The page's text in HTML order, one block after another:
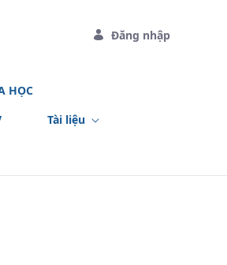
Đăng nhập
HỌC
Tài liệu